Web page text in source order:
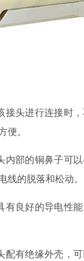
接头进行连接时
。
内部的铜鼻子可
的脱落和松动。
有良好的导电性
配有绝缘外壳，